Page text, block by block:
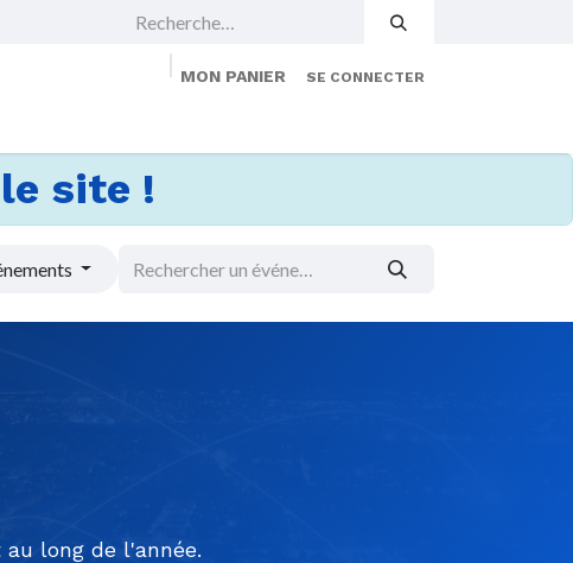
MON PANIER SE CONNECTER
site !
long de l'année.